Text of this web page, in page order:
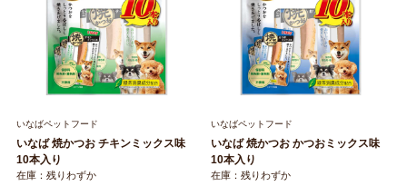
いなばペットフード
いなば 焼かつお チキンミックス味
10本入り
在庫：残りわずか
いなばペットフード
いなば 焼かつお かつおミックス味
10本入り
在庫：残りわずか